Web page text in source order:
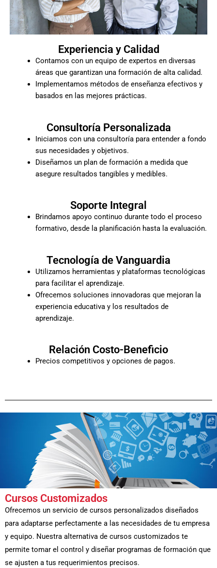
Experiencia y Calidad
Contamos con un equipo de expertos en diversas
áreas que garantizan una formación de alta calidad.
Implementamos métodos de enseñanza efectivos y
basados en las mejores prácticas.
Consultoría Personalizada
Iniciamos con una consultoría para entender a fondo
sus necesidades y objetivos.
Diseñamos un plan de formación a medida que
asegure resultados tangibles y medibles.
Soporte Integral
Brindamos apoyo continuo durante todo el proceso
formativo, desde la planificación hasta la evaluación.
Tecnología de Vanguardia
Utilizamos herramientas y plataformas tecnológicas
para facilitar el aprendizaje.
Ofrecemos soluciones innovadoras que mejoran la
experiencia educativa y los resultados de
aprendizaje.
Relación Costo-Beneficio
Precios competitivos y opciones de pagos.
Cursos Customizados
Ofrecemos un servicio de cursos personalizados diseñados
para adaptarse perfectamente a las necesidades de tu empresa
y equipo. Nuestra alternativa de cursos customizados te
permite tomar el control y diseñar programas de formación que
se ajusten a tus requerimientos precisos.